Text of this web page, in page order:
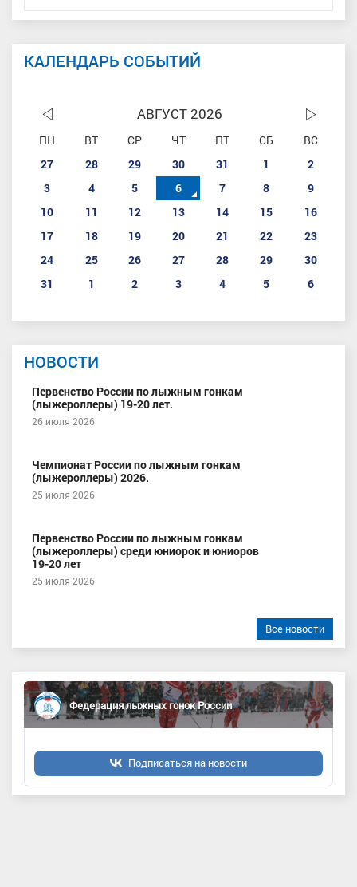
КАЛЕНДАРЬ СОБЫТИЙ
АВГУСТ 2026
ПН ВТ СР ЧТ ПТ СБ
ВС
27
28 29 30 31 1
2
3
4 5 6 7 8
9
10
11 12 13 14 15
16
17
18 19 20 21 22
23
24
25 26 27 28 29
30
31
1 2 3 4 5 6
НОВОСТИ
Первенство России по лыжным гонкам
(лыжероллеры) 19-20 лет.
26 июля 2026
Чемпионат России по лыжным гонкам
(лыжероллеры) 2026.
25 июля 2026
Первенство России по лыжным гонкам
(лыжероллеры) среди юниорок и юниоров
19-20 лет
25 июля 2026
Все новости
Федерация лыжных гонок России
Подписаться на новости